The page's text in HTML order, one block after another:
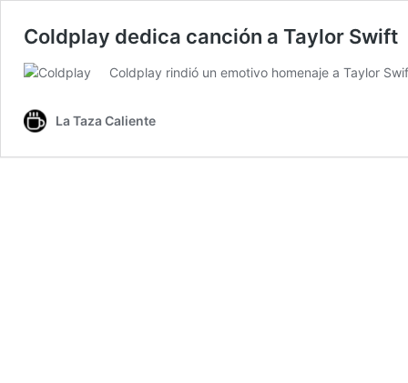
Coldplay dedica canción a Taylor Swift
Coldplay rindió un emotivo homenaje a Taylor
La Taza Caliente